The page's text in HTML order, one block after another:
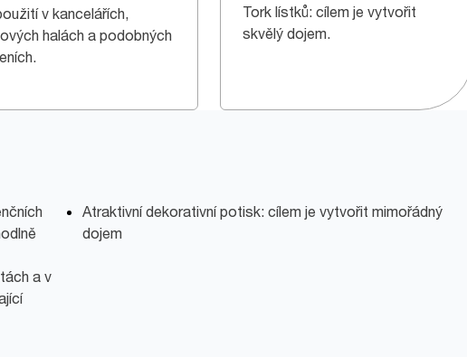
v kancelářích,
halách a podobných
Tork lístků: cílem je vytvořit
skvělý dojem.
a v
Atraktivní dekorativní potisk: cílem je vytvořit mimořádný
dojem